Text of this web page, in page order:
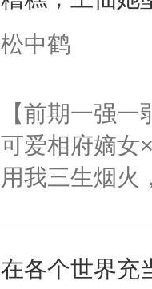
动，这一世她
不了情的枷锁
无猜。传统的
放在心里好几
么？”徐薇薇
松中鹤
【前期一强
可爱相府嫡女
用我三生烟火
的恋爱脑。丹
在各个世界充